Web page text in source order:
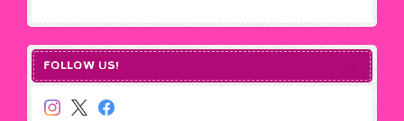
FOLLOW US!